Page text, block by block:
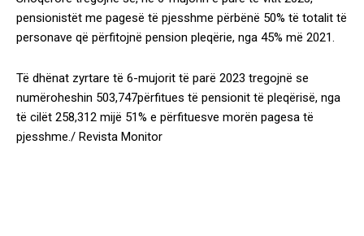
pensionistët me pagesë të pjesshme përbënë 50% të totalit të
personave që përfitojnë pension pleqërie, nga 45% më 2021.
Të dhënat zyrtare të 6-mujorit të parë 2023 tregojnë se
numëroheshin 503,747përfitues të pensionit të pleqërisë, nga
të cilët 258,312 mijë 51% e përfituesve morën pagesa të
pjesshme./ Revista Monitor